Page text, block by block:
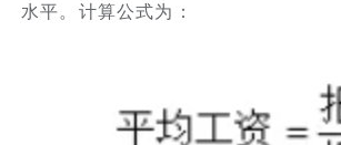
水平。计算公式为：